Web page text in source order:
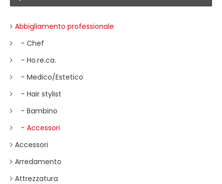
Abbigliamento professionale
- Chef
- Ho.re.ca.
- Medico/Estetico
- Hair stylist
- Bambino
- Accessori
Accessori
Arredamento
Attrezzatura